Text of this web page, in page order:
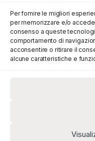
Per fornire le migliori
per memorizzare e/o
consenso a queste
comportamento di
acconsentire o ritirare il
alcune caratteristiche e